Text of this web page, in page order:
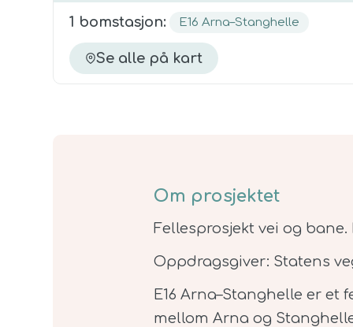
1 bomstasjon: E16 Arna–Stanghelle
Se alle på kart
Om prosjektet
Fellesprosjekt vei og
Oppdragsgiver: Statens
E16 Arna–Stanghelle er et
mellom Arna og